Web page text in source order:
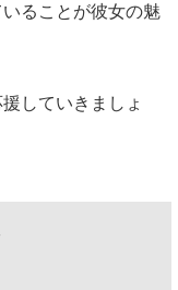
ることが彼女の魅
していきましょ